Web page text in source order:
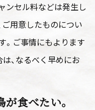
ンセル料などは発生し
ご用意したものについ
。ご事情にもよります
、なるべく早めにお
食べたい。